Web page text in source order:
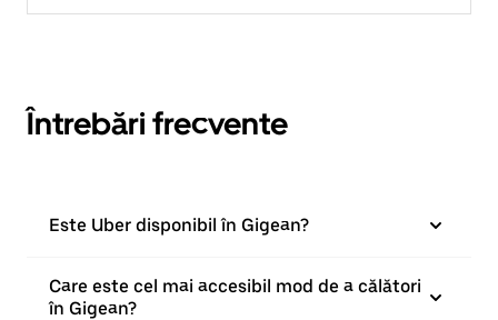
Întrebări frecvente
Este Uber disponibil în Gigean?
Care este cel mai accesibil mod de a călători
în Gigean?